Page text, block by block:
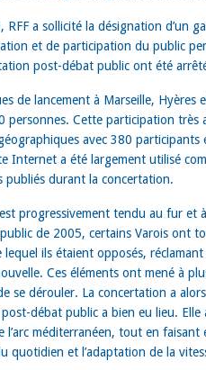
RFF a sollicité la désignation d’un
et de participation du public
post-débat public ont été
de lancement à Marseille,
personnes. Cette participation très
avec 380
Internet a été largement utilisé
publiés durant la concertation.
progressivement tendu au fur et
de 2005, certains Varois ont
ils étaient opposés,
Ces éléments ont mené à
se dérouler. La concertation a
débat public a bien eu lieu. Elle
l’arc méditerranéen, tout en faisant
quotidien et l’adaptation de la